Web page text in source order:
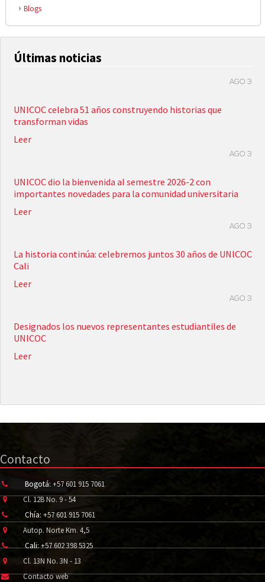
Blogs
Últimas noticias
AGO 3
UNICOC celebra 51 años construyendo historias que
transforman vidas
Leer
AGO 3
UNICOC dio la bienvenida al semestre 2026-2 con
importantes novedades para la comunidad universitaria
Leer
AGO 3
La historia continúa: celebremos juntos 30 años de UNICOC
Cali
Leer
AGO 3
Designados los nuevos representantes estudiantiles de
UNICOC
Leer
Contacto
Bogotá: +57 601 915 7061
Cl. 12B No. 9 - 54
Chía: +57 601 915 7061
Autop. Norte Km. 4,5
Cali: +57 602 398 5325
Cl. 13N No. 3N - 13
Contacto web